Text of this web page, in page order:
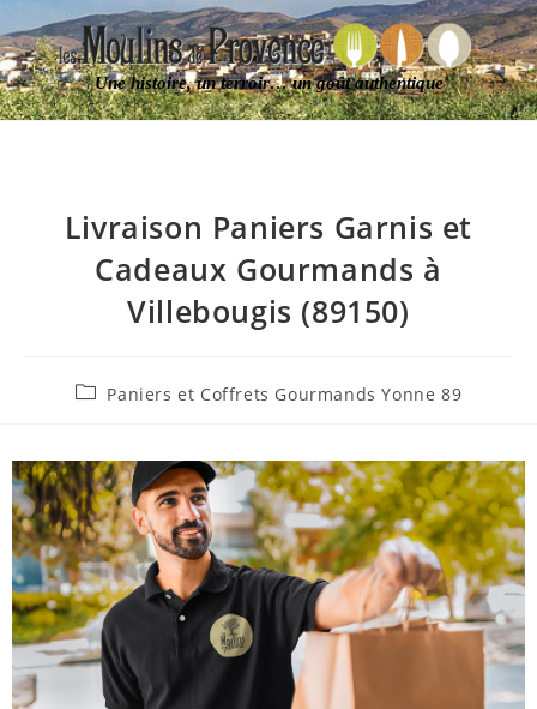
Une histoire, un terroir… un goût authentique
Livraison Paniers Garnis et
Cadeaux Gourmands à
Villebougis (89150)
Paniers et Coffrets Gourmands Yonne 89